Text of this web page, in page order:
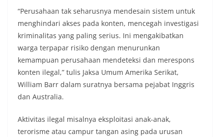
“Perusahaan tak seharusnya mendesain sistem untuk
menghindari akses pada konten, mencegah investigasi
kriminalitas yang paling serius. Ini mengakibatkan
warga terpapar risiko dengan menurunkan
kemampuan perusahaan mendeteksi dan merespons
konten ilegal,” tulis Jaksa Umum Amerika Serikat,
William Barr dalam suratnya bersama pejabat Inggris
dan Australia.
Aktivitas ilegal misalnya eksploitasi anak-anak,
terorisme atau campur tangan asing pada urusan